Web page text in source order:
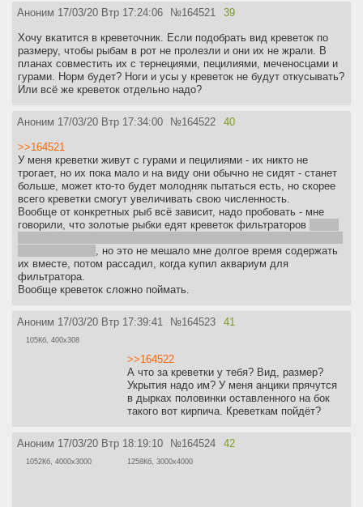
Аноним 17/03/20 Втр 17:24:06 №164521 39
Хочу вкатится в креветочник. Если подобрать вид креветок по
размеру, чтобы рыбам в рот не пролезли и они их не жрали. В
планах совместить их с тернециями, пецилиями, меченосцами и
гурами. Норм будет? Ноги и усы у креветок не будут откусывать?
Или всё же креветок отдельно надо?
Аноним 17/03/20 Втр 17:34:00 №164522 40
>>164521
У меня креветки живут с гурами и пецилиями - их никто не
трогает, но их пока мало и на виду они обычно не сидят - станет
больше, может кто-то будет молодняк пытаться есть, но скорее
всего креветки смогут увеличивать свою численность.
Вообще от конкретных рыб всё зависит, надо пробовать - мне
говорили, что золотые рыбки едят креветок фильтраторов
, но это не мешало мне долгое время содержать
их вместе, потом рассадил, когда купил аквариум для
фильтратора.
Вообще креветок сложно поймать.
Аноним 17/03/20 Втр 17:39:41 №164523 41
105Кб, 400x308
>>164522
А что за креветки у тебя? Вид, размер?
Укрытия надо им? У меня анцики прячутся
в дырках половинки оставленного на бок
такого вот кирпича. Креветкам пойдёт?
Аноним 17/03/20 Втр 18:19:10 №164524 42
1052Кб, 4000x3000 1258Кб, 3000x4000